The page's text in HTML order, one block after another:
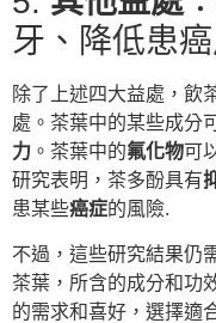
牙、降低患
除了上述四大益處，飲
處。茶葉中的某些成分
力 。茶葉中的氟化物可
研究表明，茶多酚具有
患某些癌症的風險.
不過，這些研究結果仍
茶葉，所含的成分和功
的需求和喜好，選擇適